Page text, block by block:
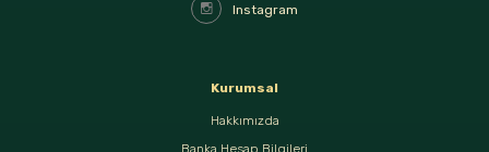
Instagram
Kurumsal
Hakkımızda
Banka Hesap Bilgileri